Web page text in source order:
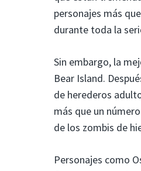
personajes más
durante toda la
Sin embargo, la
Bear Island.
de herederos
más que un
de los zombis de
Personajes como